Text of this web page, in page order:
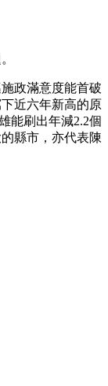
政滿意度能首破
近六年新高的原
能刷出年減2.2個
縣市，亦代表陳